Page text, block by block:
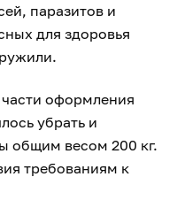
паразитов и
для здоровья
оформления
убрать и
общим весом 200 кг.
требованиям к